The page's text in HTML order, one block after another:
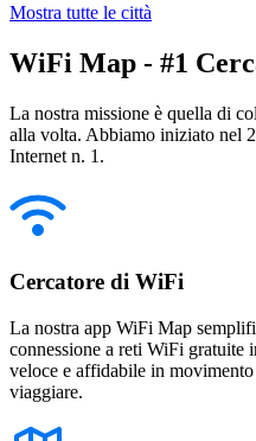
Mostra tutte le città
WiFi Map - #1
La nostra missione è quella di
alla volta. Abbiamo iniziato nel
Internet n. 1.
Cercatore di WiFi
La nostra app WiFi Map
connessione a reti WiFi gratuite
veloce e affidabile in
viaggiare.